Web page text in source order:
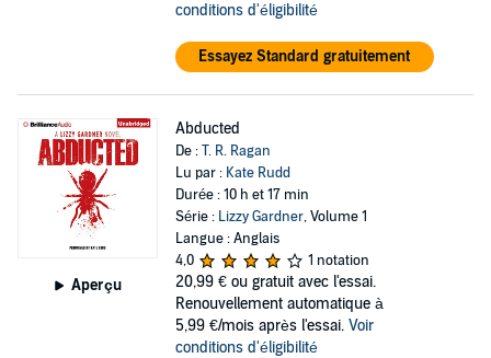
conditions d'éligibilité
Essayez Standard gratuitement
Aperçu
Abducted
De :T. R. Ragan
Lu par : Kate Rudd
Durée : 10 h et 17 min
Série : Lizzy Gardner, Volume 1
Langue : Anglais
4,0
1 notation
20,99 € ou gratuit avec l'essai.
Renouvellement automatique à
5,99 €/mois après l'essai. Voir
conditions d'éligibilité